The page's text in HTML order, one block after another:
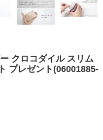
クロコダイル スリム
プレゼント(06001885-